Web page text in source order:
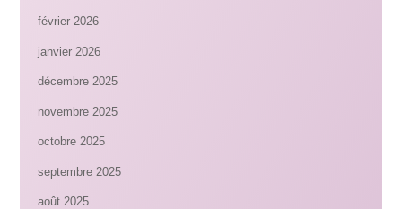
février 2026
janvier 2026
décembre 2025
novembre 2025
octobre 2025
septembre 2025
août 2025